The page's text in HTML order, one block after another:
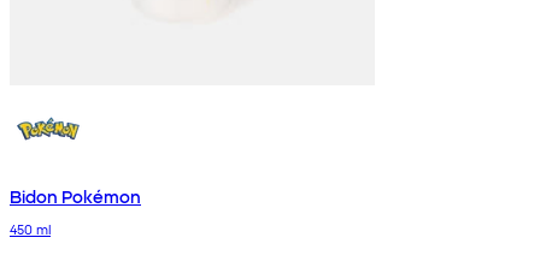
Bidon Pokémon
450 ml